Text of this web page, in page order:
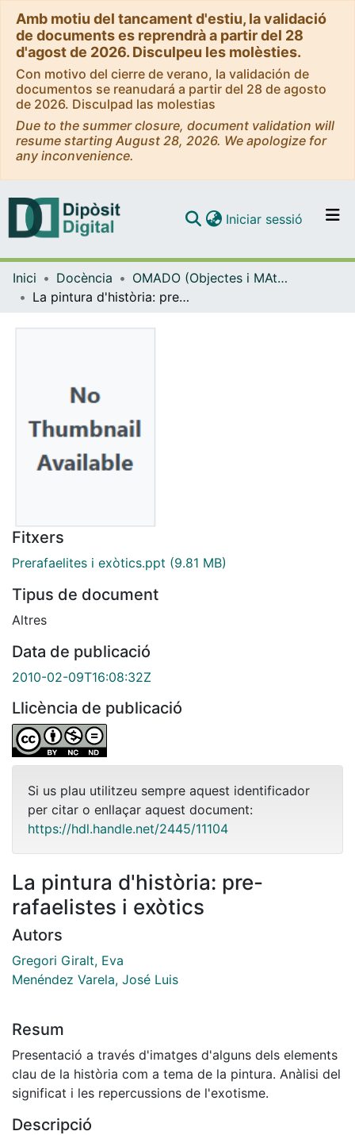
Amb motiu del tancament d'estiu, la validació
de documents es reprendrà a partir del 28
d'agost de 2026. Disculpeu les molèsties.
Con motivo del cierre de verano, la validación de
documentos se reanudará a partir del 28 de agosto
de 2026. Disculpad las molestias
Due to the summer closure, document validation will
resume starting August 28, 2026. We apologize for
any inconvenience.
Navega per tot el DD
Iniciar sessió (current)
Inici Docència
OMADO (Objectes i MAterials DOcents)
La pintura d'història: pre-rafaelistes i exòtics
Fitxers
Prerafaelites i exòtics.ppt (9.81 MB)
Tipus de document
Altres
Data de publicació
2010-02-09T16:08:32Z
Llicència de publicació
Si us plau utilitzeu sempre aquest identificador
per citar o enllaçar aquest document:
https://hdl.handle.net/2445/11104
La pintura d'història: pre-
rafaelistes i exòtics
Autors
Gregori Giralt, Eva
Menéndez Varela, José Luis
Resum
Presentació a través d'imatges d'alguns dels elements
clau de la història com a tema de la pintura. Anàlisi del
significat i les repercussions de l'exotisme.
Descripció